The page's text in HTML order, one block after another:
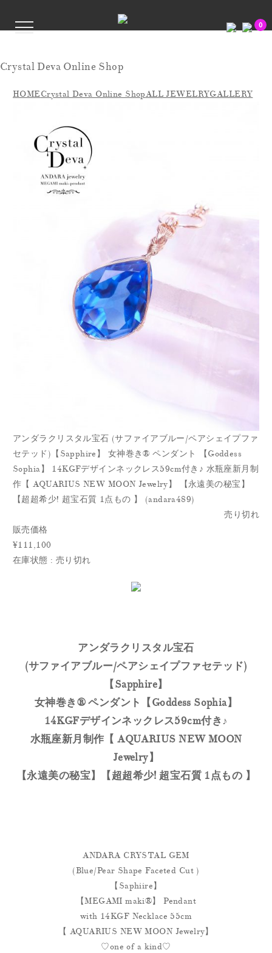
0
Crystal Deva Online Shop
HOMECrystal Deva Online ShopALL JEWELRYGALLERY
アンダラクリスタル宝石 (サファイアブルー/ペアシェイプファ
セテッド)【Sapphire】 女神巻き® ペンダント 【Goddess
Sophia】 14KGFデザインネックレス59cm付き♪ 水瓶座新月制
作【 AQUARIUS NEW MOON Jewelry】 【永遠美の秘宝】
【超超希少! 超宝石質 1点もの 】 (andara489)
売り切れ
販売価格
¥111,100
在庫状態 : 売り切れ
アンダラクリスタル宝石
(サファイアブルー/ペアシェイプファセテッド)
【Sapphire】
女神巻き® ペンダント【Goddess Sophia】
14KGFデザインネックレス59cm付き♪
水瓶座新月制作【 AQUARIUS NEW MOON
Jewelry】
【永遠美の秘宝】【超超希少! 超宝石質 1点もの 】
ANDARA CRYSTAL GEM
(Blue/Pear Shape Faceted Cut )
【Saphiire】
【MEGAMI maki®︎】 Pendant
with 14KGF Necklace 55cm
【 AQUARIUS NEW MOON Jewelry】
♡one of a kind♡